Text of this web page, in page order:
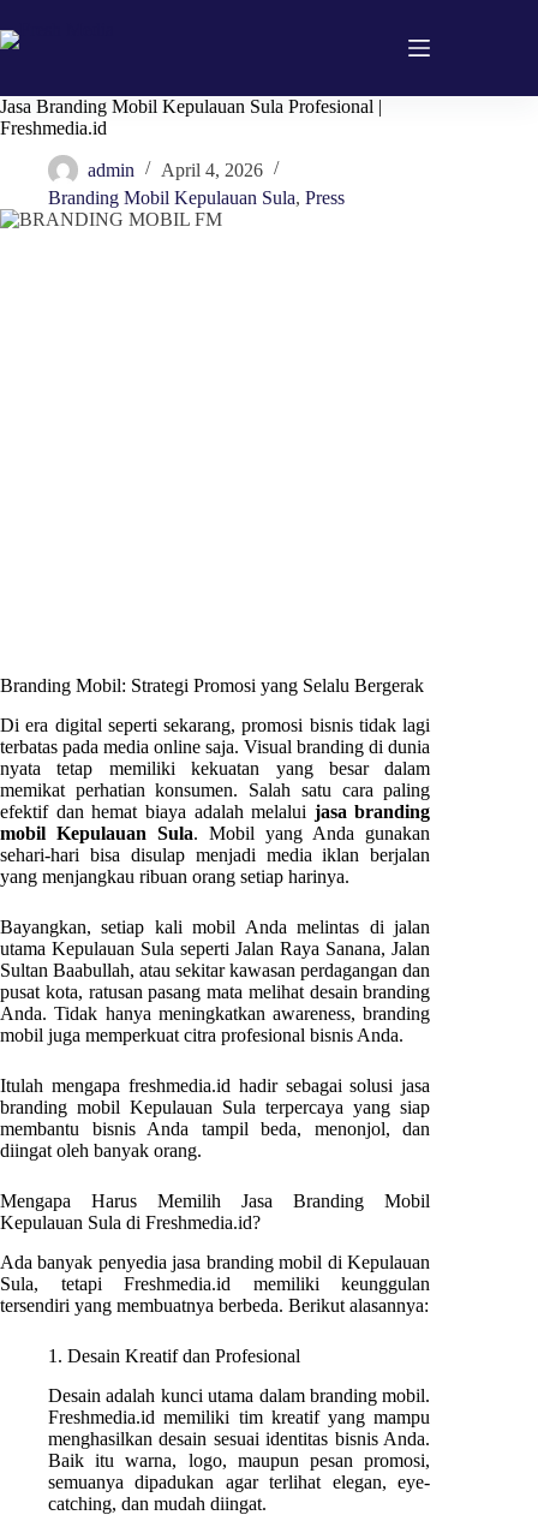
to
content
Jasa Branding Mobil Kepulauan Sula Profesional |
Freshmedia.id
admin
April 4, 2026
Branding Mobil Kepulauan Sula, Press
Branding Mobil: Strategi Promosi yang Selalu Bergerak
Di era digital seperti sekarang, promosi bisnis tidak lagi
terbatas pada media online saja. Visual branding di dunia
nyata tetap memiliki kekuatan yang besar dalam
memikat perhatian konsumen. Salah satu cara paling
efektif dan hemat biaya adalah melalui jasa branding
mobil Kepulauan Sula. Mobil yang Anda gunakan
sehari-hari bisa disulap menjadi media iklan berjalan
yang menjangkau ribuan orang setiap harinya.
Bayangkan, setiap kali mobil Anda melintas di jalan
utama Kepulauan Sula seperti Jalan Raya Sanana, Jalan
Sultan Baabullah, atau sekitar kawasan perdagangan dan
pusat kota, ratusan pasang mata melihat desain branding
Anda. Tidak hanya meningkatkan awareness, branding
mobil juga memperkuat citra profesional bisnis Anda.
Itulah mengapa freshmedia.id hadir sebagai solusi jasa
branding mobil Kepulauan Sula terpercaya yang siap
membantu bisnis Anda tampil beda, menonjol, dan
diingat oleh banyak orang.
Mengapa Harus Memilih Jasa Branding Mobil
Kepulauan Sula di Freshmedia.id?
Ada banyak penyedia jasa branding mobil di Kepulauan
Sula, tetapi Freshmedia.id memiliki keunggulan
tersendiri yang membuatnya berbeda. Berikut alasannya:
1. Desain Kreatif dan Profesional
Desain adalah kunci utama dalam branding mobil.
Freshmedia.id memiliki tim kreatif yang mampu
menghasilkan desain sesuai identitas bisnis Anda.
Baik itu warna, logo, maupun pesan promosi,
semuanya dipadukan agar terlihat elegan, eye-
catching, dan mudah diingat.